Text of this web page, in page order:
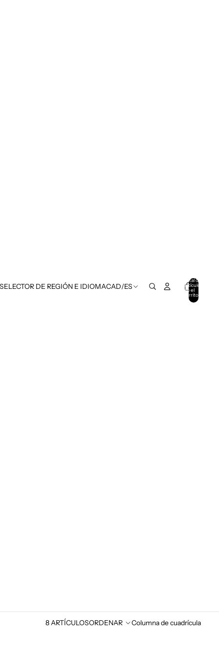
DE REGIÓN E IDIOMACAD/ES
Total de
artículos
en el
carrito:
8 ARTÍCULOSORDENAR Columna de cuadrícula